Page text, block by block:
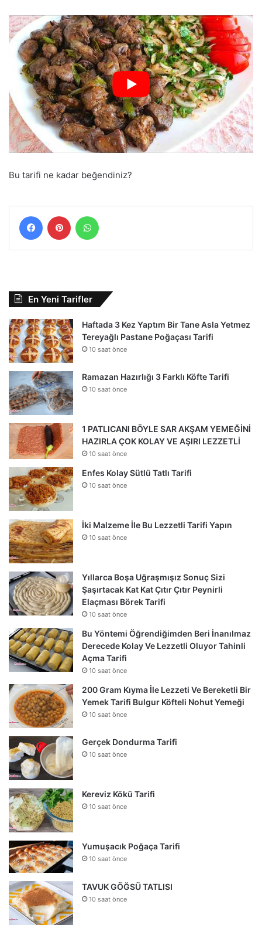
Bu tarifi ne kadar beğendiniz?
FacebookPinterest
En Yeni Tarifler
Haftada 3 Kez Yaptım Bir Tane Asla Yetmez
Tereyağlı Pastane Poğaçası Tarifi
10 saat önce
Ramazan Hazırlığı 3 Farklı Köfte Tarifi
10 saat önce
1 PATLICANI BÖYLE SAR AKŞAM YEMEĞİNİ
HAZIRLA ÇOK KOLAY VE AŞIRI LEZZETLİ
10 saat önce
Enfes Kolay Sütlü Tatlı Tarifi
10 saat önce
İki Malzeme İle Bu Lezzetli Tarifi Yapın
10 saat önce
Yıllarca Boşa Uğraşmışız Sonuç Sizi
Şaşırtacak Kat Kat Çıtır Çıtır Peynirli
Elaçması Börek Tarifi
10 saat önce
Bu Yöntemi Öğrendiğimden Beri İnanılmaz
Derecede Kolay Ve Lezzetli Oluyor Tahinli
Açma Tarifi
10 saat önce
200 Gram Kıyma İle Lezzeti Ve Bereketli Bir
Yemek Tarifi Bulgur Köfteli Nohut Yemeği
10 saat önce
Gerçek Dondurma Tarifi
10 saat önce
Kereviz Kökü Tarifi
10 saat önce
Yumuşacık Poğaça Tarifi
10 saat önce
TAVUK GÖĞSÜ TATLISI
10 saat önce